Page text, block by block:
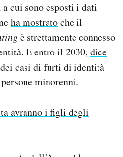
cui sono esposti i dati
ha mostratoche il
è strettamente connesso
E entro il 2030, dice
casi di furti di identità
minorenni.
avranno i figli degli